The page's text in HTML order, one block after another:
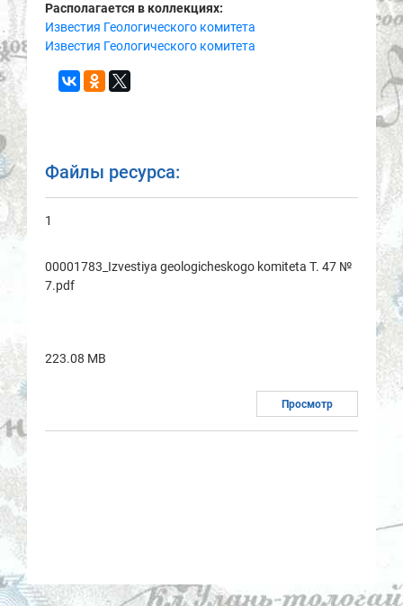
Располагается в коллекциях:
Известия Геологического комитета
Известия Геологического комитета
Файлы ресурса:
1
00001783_Izvestiya geologicheskogo komitetа T. 47 №
7.pdf
223.08 MB
Просмотр